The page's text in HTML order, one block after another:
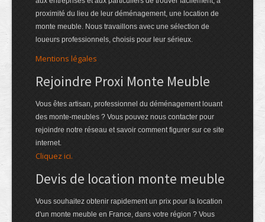
proximité du lieu de leur déménagement, une location de
monte meuble. Nous travaillons avec une sélection de
loueurs professionnels, choisis pour leur sérieux.
Mentions légales
Rejoindre Proxi Monte Meuble
Vous êtes artisan, professionnel du déménagement louant
des monte-meubles ? Vous pouvez nous contacter pour
rejoindre notre réseau et savoir comment figurer sur ce site
internet.
Cliquez ici.
Devis de location monte meuble
Vous souhaitez obtenir rapidement un prix pour la location
d'un monte meuble en France, dans votre région ? Vous